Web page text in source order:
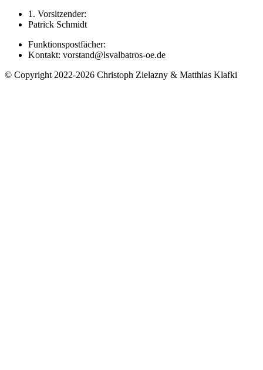
1. Vorsitzender:
Patrick Schmidt
Funktionspostfächer:
Kontakt: vorstand@lsvalbatros-oe.de
© Copyright 2022-2026 Christoph Zielazny & Matthias Klafki